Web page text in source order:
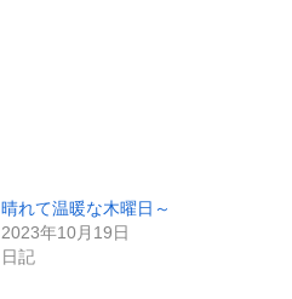
晴れて温暖な木曜日～
2023年10月19日
日記